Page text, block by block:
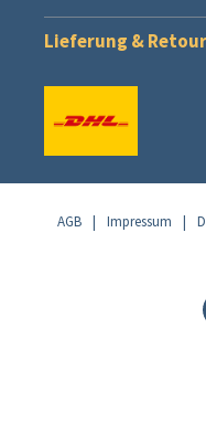
Lieferung &
AGB | Impressum |